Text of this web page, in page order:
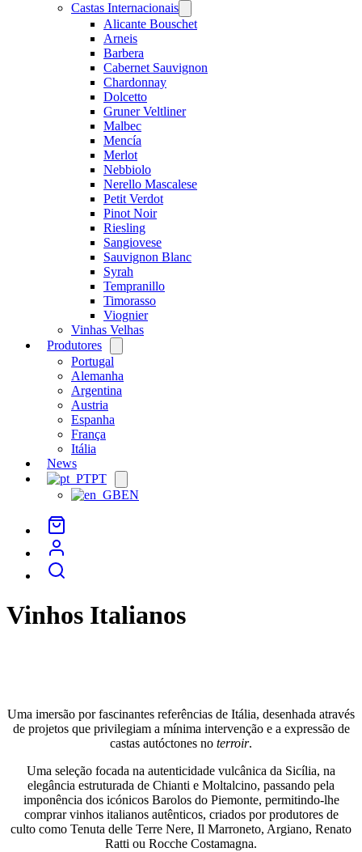
Castas Internacionais
menu
Alicante Bouschet
Arneis
Barbera
Cabernet Sauvignon
Chardonnay
Dolcetto
Gruner Veltliner
Malbec
Mencía
Merlot
Nebbiolo
Nerello Mascalese
Petit Verdot
Pinot Noir
Riesling
Sangiovese
Sauvignon Blanc
Syrah
Tempranillo
Timorasso
Viognier
Vinhas Velhas
Produtores
menu
Portugal
Alemanha
Argentina
Austria
Espanha
França
Itália
News
PT
menu
EN
Vinhos Italianos
Uma imersão por fascinantes referências de Itália, desenhada através
de projetos que privilegiam a mínima intervenção e a expressão de
castas autóctones no terroir.
Uma seleção focada na autenticidade vulcânica da Sicília, na
elegância estruturada de Chianti e Moltalcino, passando pela
imponência dos icónicos Barolos do Piemonte, permitindo-lhe
comprar vinhos italianos autênticos, criados por produtores de
culto como Tenuta delle Terre Nere, Il Marroneto, Argiano, Renato
Ratti ou Rocche Costamagna.